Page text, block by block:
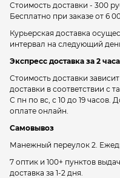
Стоимость доставки - 300
Бесплатно при заказе от 6
Курьерская доставка
интервал на следующий
Экспресс доставка за 2 часа
Стоимость доставки
доставки в соответствии с
С пн по вс, с 10 до 19 часов.
оплате онлайн.
Самовывоз
Манежный переулок 2.
7 оптик и 100+ пунктов
доставка за 1-2 дня.